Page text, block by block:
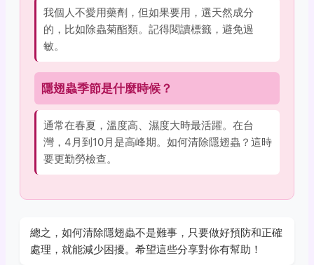
我個人不愛用藥劑，但如果要用，選天然成分
的，比如除蟲菊酯類。記得閱讀標籤，避免過
敏。
隱翅蟲季節是什麼時候？
通常在春夏，溫度高、濕度大時最活躍。在台
灣，4月到10月是高峰期。如何清除隱翅蟲？這時
要更勤勞檢查。
總之，如何清除隱翅蟲不是難事，只要做好預防和正確
處理，就能減少困擾。希望這些分享對你有幫助！